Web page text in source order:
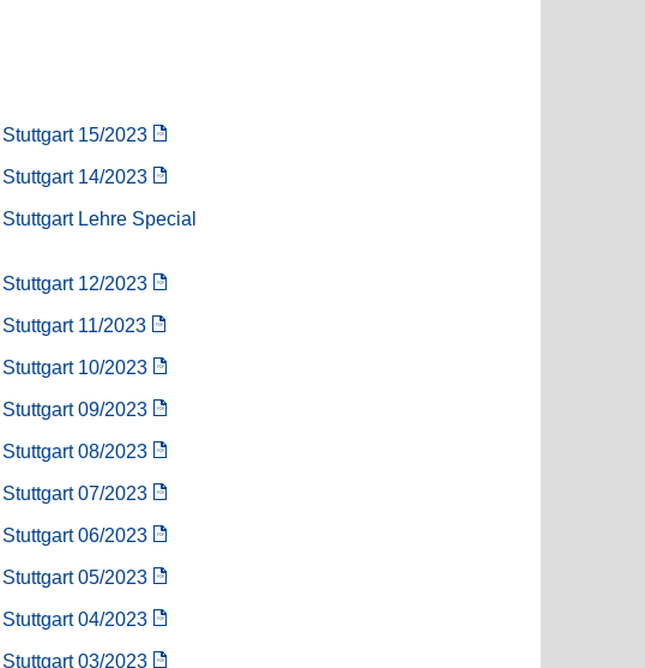
15/2023
14/2023
Lehre Special
12/2023
11/2023
10/2023
09/2023
08/2023
07/2023
06/2023
05/2023
04/2023
03/2023